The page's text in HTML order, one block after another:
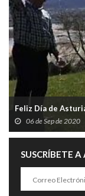
Feliz Día de
06 de Sep de 2020
SUSCRÍBETE